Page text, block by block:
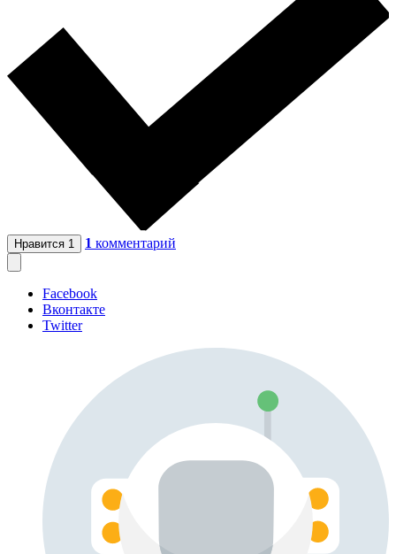
Нравится 1 1 комментарий
Facebook
Вконтакте
Twitter